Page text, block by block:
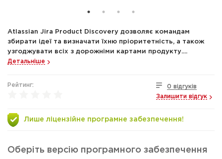
Atlassian Jira Product Discovery дозволяє командам
збирати ідеї та визначати їхню пріоритетність, а також
узгоджувати всіх з дорожніми картами продукту....
Детальніше
Рейтинг:
0 відгуків
Залишити відгук
Лише ліцензійне програмне забезпечення!
Оберіть версію програмного забезпечення